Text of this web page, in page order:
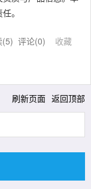
。
(5) 评论(0) 收藏
刷新页面 返回顶部